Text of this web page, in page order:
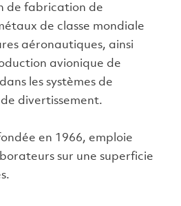
de fabrication de
de classe mondiale
aéronautiques, ainsi
avionique de
les systèmes de
divertissement.
en 1966, emploie
sur une superficie